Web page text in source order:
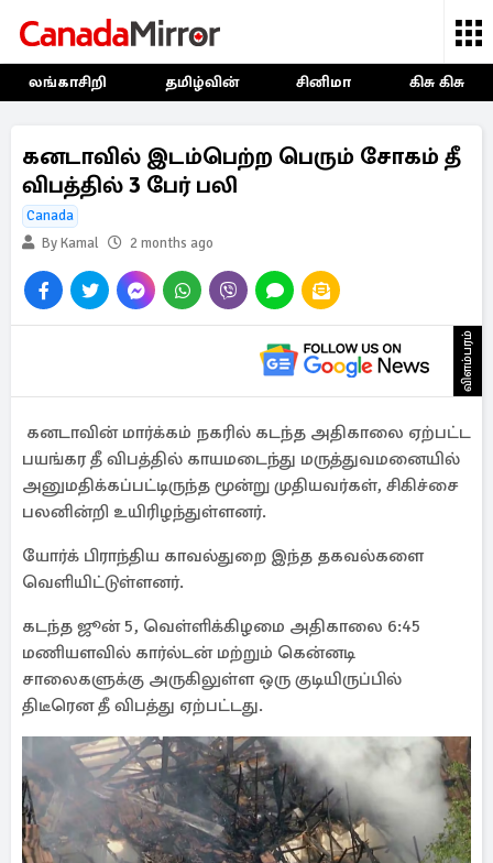
லங்காசிறி தமிழ்வின் சினிமா கிசு கிசு
கனடாவில் இடம்பெற்ற பெரும் சோகம் தீ
விபத்தில் 3 பேர் பலி
Canada
By Kamal
2 months ago
விளம்பரம்
கனடாவின் மார்க்கம் நகரில் கடந்த அதிகாலை ஏற்பட்ட
பயங்கர தீ விபத்தில் காயமடைந்து மருத்துவமனையில்
அனுமதிக்கப்பட்டிருந்த மூன்று முதியவர்கள், சிகிச்சை
பலனின்றி உயிரிழந்துள்ளனர்.
யோர்க் பிராந்திய காவல்துறை இந்த தகவல்களை
வெளியிட்டுள்ளனர்.
கடந்த ஜூன் 5, வெள்ளிக்கிழமை அதிகாலை 6:45
மணியளவில் கார்ல்டன் மற்றும் கென்னடி
சாலைகளுக்கு அருகிலுள்ள ஒரு குடியிருப்பில்
திடீரென தீ விபத்து ஏற்பட்டது.